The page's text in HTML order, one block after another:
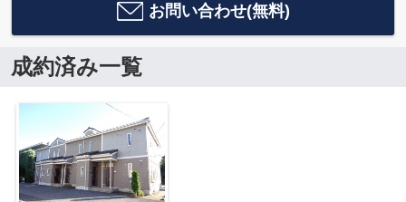
お問い合わせ(無料)
成約済み一覧